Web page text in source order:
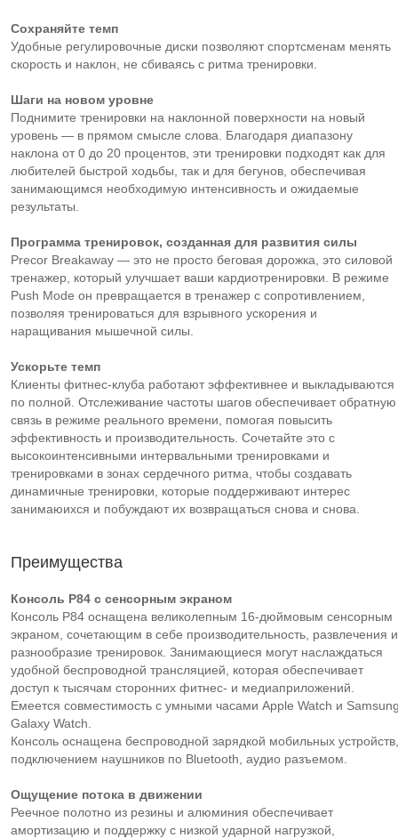
Сохраняйте темп
Удобные регулировочные диски позволяют спортсменам менять
скорость и наклон, не сбиваясь с ритма тренировки.
Шаги на новом уровне
Поднимите тренировки на наклонной поверхности на новый
уровень — в прямом смысле слова. Благодаря диапазону
наклона от 0 до 20 процентов, эти тренировки подходят как для
любителей быстрой ходьбы, так и для бегунов, обеспечивая
занимающимся необходимую интенсивность и ожидаемые
результаты.
Программа тренировок, созданная для развития силы
Precor Breakaway — это не просто беговая дорожка, это силовой
тренажер, который улучшает ваши кардиотренировки. В режиме
Push Mode он превращается в тренажер с сопротивлением,
позволяя тренироваться для взрывного ускорения и
наращивания мышечной силы.
Ускорьте темп
Клиенты фитнес-клуба работают эффективнее и выкладываются
по полной. Отслеживание частоты шагов обеспечивает обратную
связь в режиме реального времени, помогая повысить
эффективность и производительность. Сочетайте это с
высокоинтенсивными интервальными тренировками и
тренировками в зонах сердечного ритма, чтобы создавать
динамичные тренировки, которые поддерживают интерес
занимаюихся и побуждают их возвращаться снова и снова.
Преимущества
Консоль P84 с сенсорным экраном
Консоль P84 оснащена великолепным 16-дюймовым сенсорным
экраном, сочетающим в себе производительность, развлечения и
разнообразие тренировок. Занимающиеся могут наслаждаться
удобной беспроводной трансляцией, которая обеспечивает
доступ к тысячам сторонних фитнес- и медиаприложений.
Емеется совместимость с умными часами Apple Watch и
Galaxy Watch.
Консоль оснащена беспроводной зарядкой мобильных устройств,
подключением наушников по Bluеtooth, аудио разъемом.
Ощущение потока в движении
Реечное полотно из резины и алюминия обеспечивает
амортизацию и поддержку с низкой ударной нагрузкой,